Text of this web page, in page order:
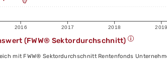
2016 2017 2018 2019
(FWW® Sektordurchschnitt)
mit FWW® Sektordurchschnitt Rentenfonds